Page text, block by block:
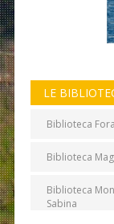
LE
Biblioteca
Biblioteca
Biblioteca
Sabina